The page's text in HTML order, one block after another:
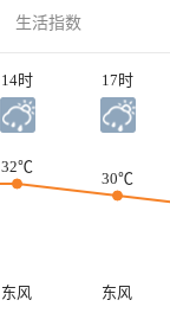
生活指数
14时 17时
32℃
30℃
东风 东风